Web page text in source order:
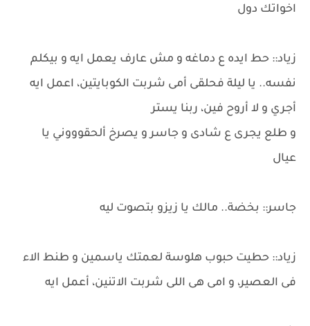
اخواتك دول
زياد:: حط ايده ع دماغه و مش عارف يعمل ايه و بيكلم
نفسه.. يا ليلة فحلقى أمى شربت الكوبايتين، اعمل ايه
أجري و لا أروح فين، ربنا يستر
و طلع يجرى ع شادى و جاسر و يصرخ ألحقوووني يا
عيال
جاسر:: بخضة.. مالك يا زيزو بتصوت ليه
زياد:: حطيت حبوب هلوسة لعمتك ياسمين و طنط الاء
فى العصير، و امى هى اللى شربت الاتنين، أعمل ايه